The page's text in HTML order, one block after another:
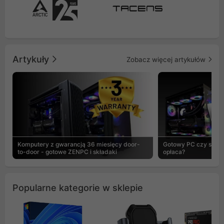
Artykuły Zobacz więcej artykułów
Komputery z gwarancją 36 miesięcy door-
to-door - gotowe ZENPC i składaki
Gotowy PC czy
opłaca?
Popularne kategorie w sklepie